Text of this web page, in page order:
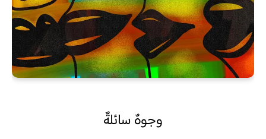
وجوهٌ سائلةٌ